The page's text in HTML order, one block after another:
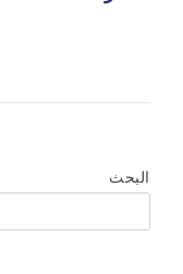
البحث